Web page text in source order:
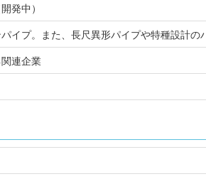
発中）
イプ。また、長尺異形パイプや特種設計の
連企業